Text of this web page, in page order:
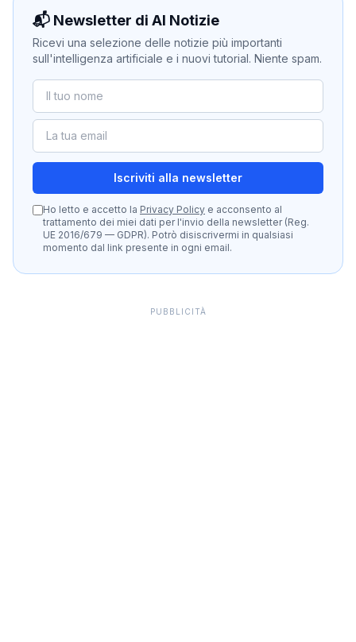
📬 Newsletter di AI Notizie
Ricevi una selezione delle notizie più importanti
sull'intelligenza artificiale e i nuovi tutorial. Niente spam.
Iscriviti alla newsletter
Ho letto e accetto la Privacy Policy e acconsento al
trattamento dei miei dati per l'invio della newsletter (Reg.
UE 2016/679 — GDPR). Potrò disiscrivermi in qualsiasi
momento dal link presente in ogni email.
PUBBLICITÀ